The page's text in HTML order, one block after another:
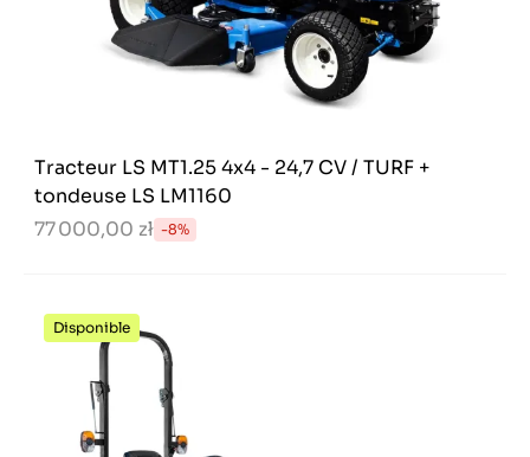
Tracteur LS MT1.25 4x4 - 24,7 CV / TURF +
tondeuse LS LM1160
77 000,00 zł -8%
Disponible